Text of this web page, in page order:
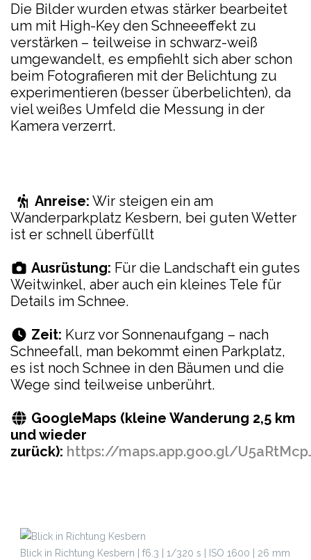
Die Bilder wurden etwas stärker bearbeitet
um mit High-Key den Schneeeffekt zu
verstärken – teilweise in schwarz-weiß
umgewandelt, es empfiehlt sich aber schon
beim Fotografieren mit der Belichtung zu
experimentieren (besser überbelichten), da
viel weißes Umfeld die Messung in der
Kamera verzerrt.
Anreise: Wir steigen ein am
Wanderparkplatz Kesbern, bei guten Wetter
ist er schnell überfüllt
Ausrüstung: Für die Landschaft ein gutes
Weitwinkel, aber auch ein kleines Tele für
Details im Schnee.
Zeit: Kurz vor Sonnenaufgang – nach
Schneefall, man bekommt einen Parkplatz,
es ist noch Schnee in den Bäumen und die
Wege sind teilweise unberührt.
GoogleMaps (kleine Wanderung 2,5 km
und wieder
zurück): https://maps.app.goo.gl/
Blick in Richtung Kesbern | f6.3 | 1/320 s | ISO 1600 | 26 mm